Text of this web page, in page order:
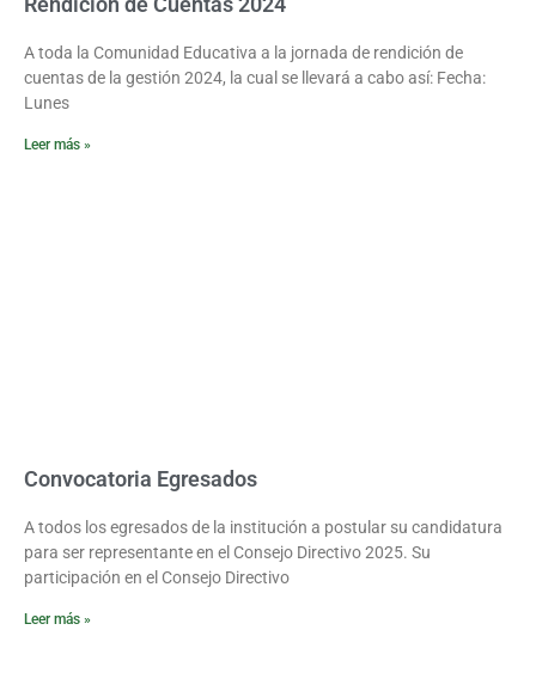
A toda la Comunidad Educativa a la jornada de rendición de
cuentas de la gestión 2024, la cual se llevará a cabo así: Fecha:
Lunes
Leer más »
Convocatoria Egresados
A todos los egresados de la institución a postular su candidatura
para ser representante en el Consejo Directivo 2025. Su
participación en el Consejo Directivo
Leer más »